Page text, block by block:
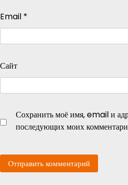
Email *
Сайт
Сохранить моё имя, email и
последующих моих